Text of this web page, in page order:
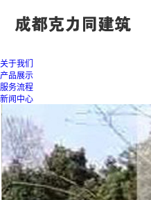
关于我们
产品展示
服务流程
新闻中心